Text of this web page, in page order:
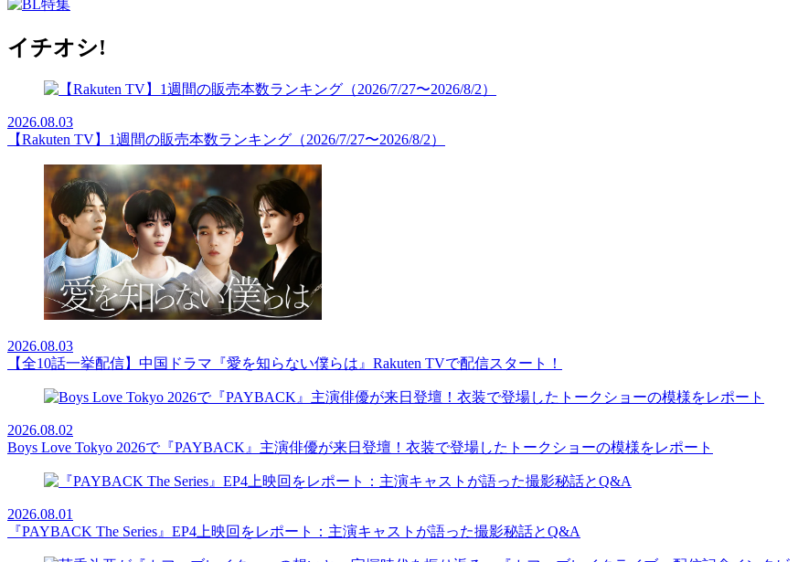
イチオシ!
2026.08.03
【Rakuten TV】1週間の販売本数ランキング（2026/7/27〜2026/8/2）
2026.08.03
【全10話一挙配信】中国ドラマ『愛を知らない僕らは』Rakuten TVで配信スタート！
2026.08.02
Boys Love Tokyo 2026で『PAYBACK』主演俳優が来日登壇！衣装で登場したトークショーの模様をレポート
2026.08.01
『PAYBACK The Series』EP4上映回をレポート：主演キャストが語った撮影秘話とQ&A